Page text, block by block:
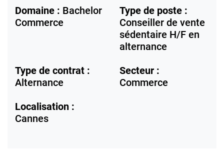
Domaine : Bachelor
Commerce
Type de poste :
Conseiller de vente
sédentaire H/F en
alternance
Type de contrat :
Alternance
Secteur :
Commerce
Localisation :
Cannes